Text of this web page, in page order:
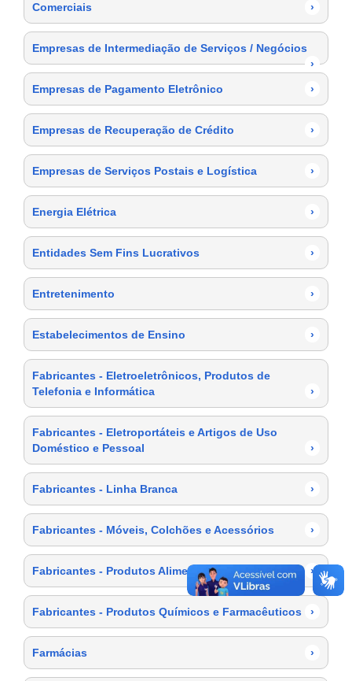
Comerciais
›
Empresas de Intermediação de Serviços / Negócios
›
Empresas de Pagamento Eletrônico
›
Empresas de Recuperação de Crédito ›
Empresas de Serviços Postais e Logística ›
Energia Elétrica ›
Entidades Sem Fins Lucrativos ›
Entretenimento ›
Estabelecimentos de Ensino ›
Fabricantes - Eletroeletrônicos, Produtos de
Telefonia e Informática
›
Fabricantes - Eletroportáteis e Artigos de Uso
Doméstico e Pessoal
›
Fabricantes - Linha Branca ›
Fabricantes - Móveis, Colchões e Acessórios ›
Fabricantes - Produtos Alimentícios ›
Fabricantes - Produtos Químicos e Farmacêuticos ›
Farmácias ›